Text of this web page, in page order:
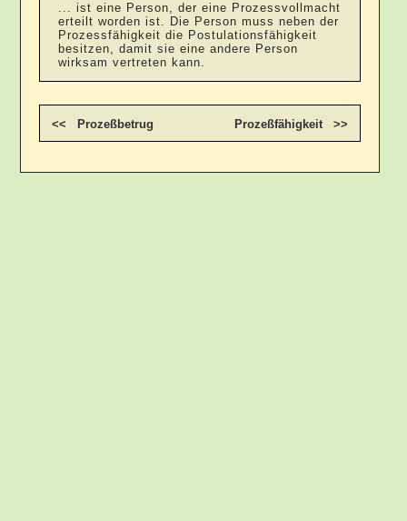
... ist eine Person, der eine Prozessvollmacht
erteilt worden ist. Die Person muss neben der
Prozessfähigkeit die Postulationsfähigkeit
besitzen, damit sie eine andere Person
wirksam vertreten kann.
<< Prozeßbetrug Prozeßfähigkeit >>